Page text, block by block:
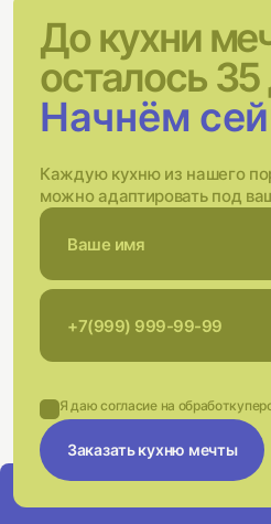
До кухни
осталось 35
Начнём
Каждую кухню из нашего
можно адаптировать под
Я даю согласие на обработку
Заказать кухню мечты